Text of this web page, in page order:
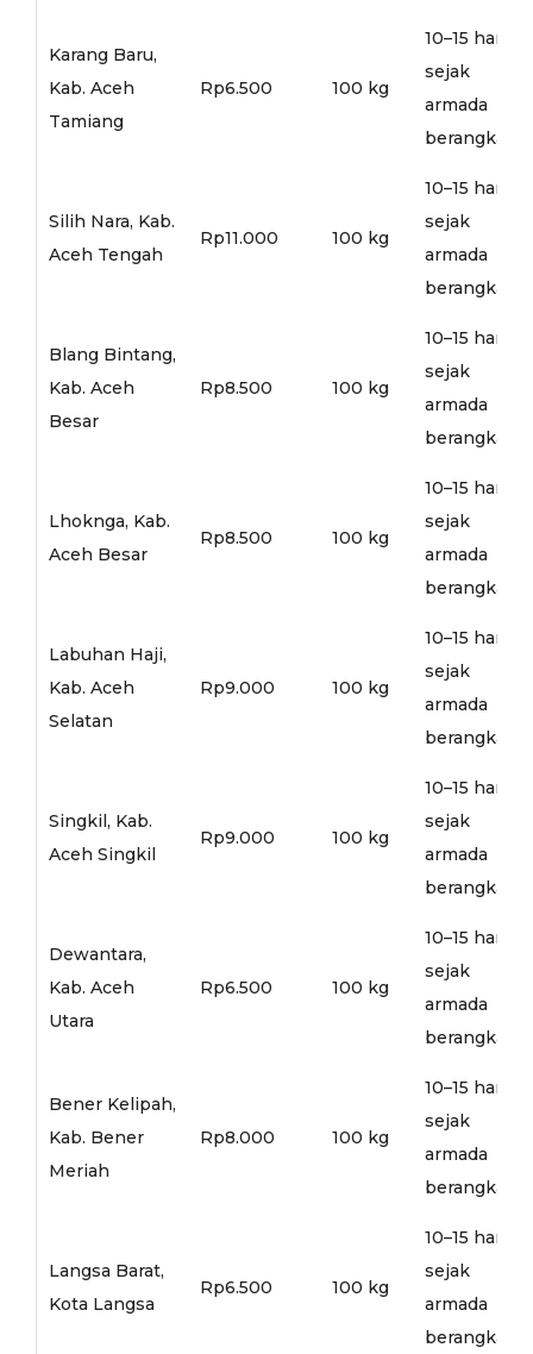
Karang Baru,
Kab. Aceh
Tamiang
Rp6.500 100 kg
10–15 hari
sejak
armada
berangkat
Silih Nara, Kab.
Aceh Tengah
Rp11.000 100 kg
10–15 hari
sejak
armada
berangkat
Blang Bintang,
Kab. Aceh
Besar
Rp8.500 100 kg
10–15 hari
sejak
armada
berangkat
Lhoknga, Kab.
Aceh Besar
Rp8.500 100 kg
10–15 hari
sejak
armada
berangkat
Labuhan Haji,
Kab. Aceh
Selatan
Rp9.000 100 kg
10–15 hari
sejak
armada
berangkat
Singkil, Kab.
Aceh Singkil
Rp9.000 100 kg
10–15 hari
sejak
armada
berangkat
Dewantara,
Kab. Aceh
Utara
Rp6.500 100 kg
10–15 hari
sejak
armada
berangkat
Bener Kelipah,
Kab. Bener
Meriah
Rp8.000 100 kg
10–15 hari
sejak
armada
berangkat
Langsa Barat,
Kota Langsa
Rp6.500 100 kg
10–15 hari
sejak
armada
berangkat